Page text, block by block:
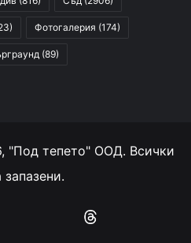
Фотогалерия (174)
(89)
"Под тепето" ООД. Всички
запазени.
Instagram
RSS